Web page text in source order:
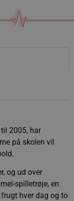
2005, har
på skolen vil
og ud over
spilletrøje, en
hver dag og to